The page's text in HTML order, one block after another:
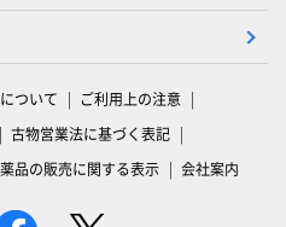
ついて
ご利用上の注意
古物営業法に基づく表記
品の販売に関する表示 会社案内